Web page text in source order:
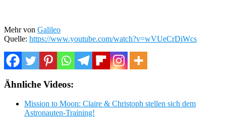
Mehr von Galileo
Quelle: https://www.youtube.com/watch?v=wVUeCrDiWcs
Ähnliche Videos:
Mission to Moon: Claire & Christoph stellen sich dem
Astronauten-Training!